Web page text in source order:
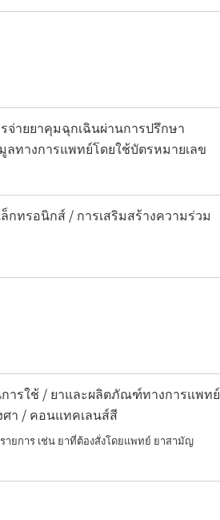
จ่ายยาคุมฉุกเฉินผ่านการปรึกษา
ทางการแพทย์โดยใช้บัตรหมายเลข
ทรอนิกส์ / การเสริมสร้างความร่วม
ารใช้ / ยาและผลิตภัณฑ์ทางการแพทย์
ศา / คอนแทคเลนส์สี
ยการ เช่น ยาที่ต้องสั่งโดยแพทย์ ยาสามัญ